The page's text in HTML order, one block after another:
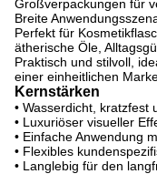
Großverpackungen für
Breite
Perfekt für
ätherische Öle,
Praktisch und stilvoll,
einer einheitlichen
Kernstärken
• Wasserdicht, kratzfest
• Luxuriöser visueller
• Einfache Anwendung
• Flexibles
• Langlebig für den